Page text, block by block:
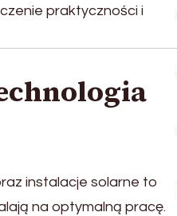
praktyczności i
instalacje solarne to
na optymalną pracę.